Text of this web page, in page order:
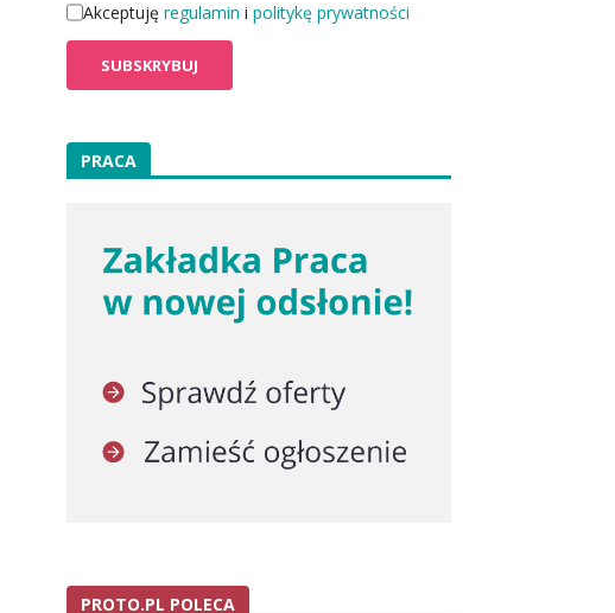
Akceptuję regulamin i politykę prywatności
PRACA
PROTO.PL POLECA